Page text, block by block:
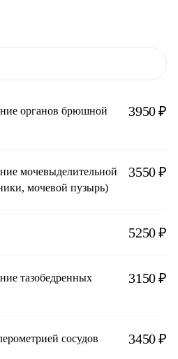
органов брюшной
3950 ₽
мочевыделительной
мочевой пузырь)
3550 ₽
5250 ₽
тазобедренных
3150 ₽
сосудов
3450 ₽